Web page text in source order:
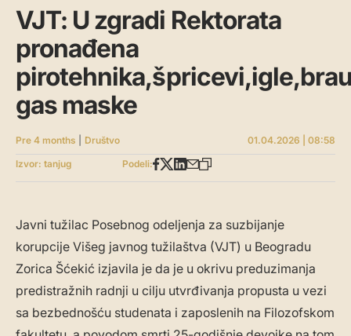
VJT: U zgradi Rektorata
pronađena
gas maske
Pre 4 months Društvo
01.04.2026 | 08:58
Izvor: tanjug
Podeli:
Javni tužilac Posebnog odeljenja za suzbijanje
korupcije Višeg javnog tužilaštva (VJT) u Beogradu
Zorica Šćekić izjavila je da je u okrivu preduzimanja
predistražnih radnji u cilju utvrđivanja propusta u vezi
sa bezbednošću studenata i zaposlenih na Filozofskom